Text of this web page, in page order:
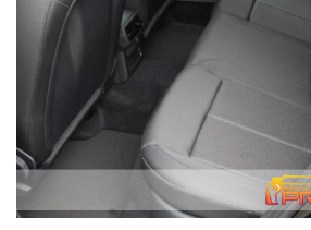
clientela che lo richieda, il servizio di
Ferroviaria Centrale di Modena fino alla
Migliaia di clienti hanno acquistato da
Abbiamo parecchi depositi quindi non
salone.
I tempi di preconsegna per le auto non
solitamente 7 giorni.
Centinaia di migliaia di auto non ci
come pensano purtroppo alcuni clienti.